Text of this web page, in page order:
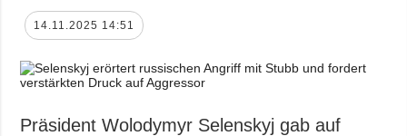
14.11.2025 14:51
Präsident Wolodymyr Selenskyj gab auf